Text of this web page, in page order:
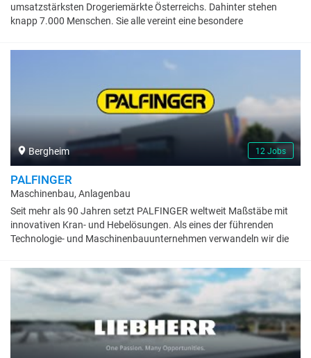
umsatzstärksten Drogeriemärkte Österreichs. Dahinter stehen
knapp 7.000 Menschen. Sie alle vereint eine besondere
Zutrauen sowie Freude an der Zusammenarbeit und dem
12 Jobs
Bergheim
PALFINGER
Maschinenbau, Anlagenbau
Seit mehr als 90 Jahren setzt PALFINGER weltweit Maßstäbe mit
innovativen Kran- und Hebelösungen. Als eines der führenden
Technologie- und Maschinenbauunternehmen verwandeln wir die
schaffen gleichzeitig Möglichkeiten für unsere Mitarbeitenden, zu
wachsen, zusammenzuarbeiten und Grenzen zu überschreiten. Bei
PALFINGER glauben wir an die Kraft des Miteinanders: indem wir
uns gegenseitig stärken, Innovationen vorantreiben und
gemeinsam Ideen zum Leben erwecken. Werde Teil unseres Teams.
Gemeinsam bewegen wir Großes und gestalten die Zukunft.